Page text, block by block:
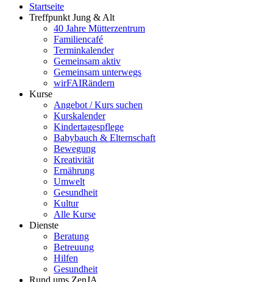
Startseite
Treffpunkt Jung & Alt
40 Jahre Mütterzentrum
Familiencafé
Terminkalender
Gemeinsam aktiv
Gemeinsam unterwegs
wirFAIRändern
Kurse
Angebot / Kurs suchen
Kurskalender
Kindertagespflege
Babybauch & Elternschaft
Bewegung
Kreativität
Ernährung
Umwelt
Gesundheit
Kultur
Alle Kurse
Dienste
Beratung
Betreuung
Hilfen
Gesundheit
Rund ums ZenJA